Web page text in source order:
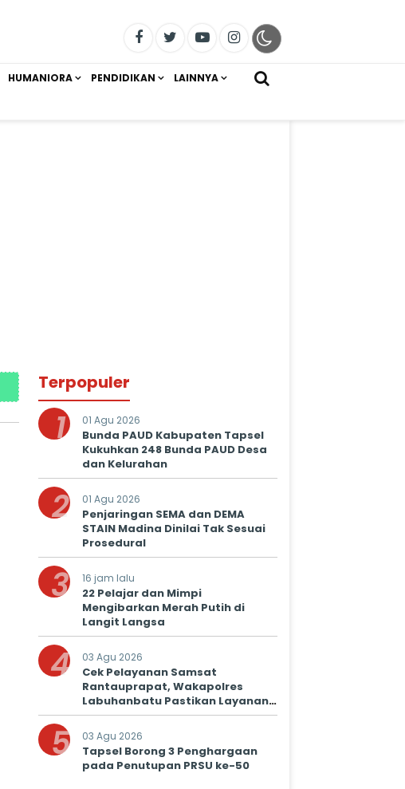
HUMANIORA PENDIDIKAN LAINNYA
Terpopuler
1 01 Agu 2026
Bunda PAUD Kabupaten Tapsel
Kukuhkan 248 Bunda PAUD Desa
dan Kelurahan
2 01 Agu 2026
Penjaringan SEMA dan DEMA
STAIN Madina Dinilai Tak Sesuai
Prosedural
3 16 jam lalu
22 Pelajar dan Mimpi
Mengibarkan Merah Putih di
Langit Langsa
4 03 Agu 2026
Cek Pelayanan Samsat
Rantauprapat, Wakapolres
Labuhanbatu Pastikan Layanan
Prima untuk Masyarakat
5 03 Agu 2026
Tapsel Borong 3 Penghargaan
pada Penutupan PRSU ke-50